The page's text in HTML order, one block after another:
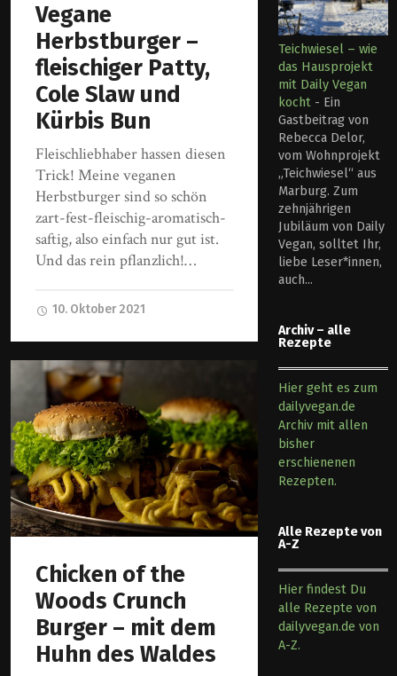
Vegane
Herbstburger –
fleischiger Patty,
Cole Slaw und
Kürbis Bun
Fleischliebhaber hassen diesen
Trick! Meine veganen
Herbstburger sind so schön
zart-fest-fleischig-aromatisch-
saftig, also einfach nur gut ist.
Und das rein pflanzlich!…
10. Oktober 2021
Chicken of the
Woods Crunch
Burger – mit dem
Huhn des Waldes
Teichwiesel – wie
das Hausprojekt
mit Daily Vegan
kocht - Ein
Gastbeitrag von
Rebecca Delor,
vom Wohnprojekt
„Teichwiesel“ aus
Marburg. Zum
zehnjährigen
Jubiläum von Daily
Vegan, solltet Ihr,
liebe Leser*innen,
auch...
Archiv – alle
Rezepte
Hier geht es zum
dailyvegan.de
Archiv mit allen
bisher
erschienenen
Rezepten.
Alle Rezepte von
A-Z
Hier findest Du
alle Rezepte von
dailyvegan.de von
A-Z.